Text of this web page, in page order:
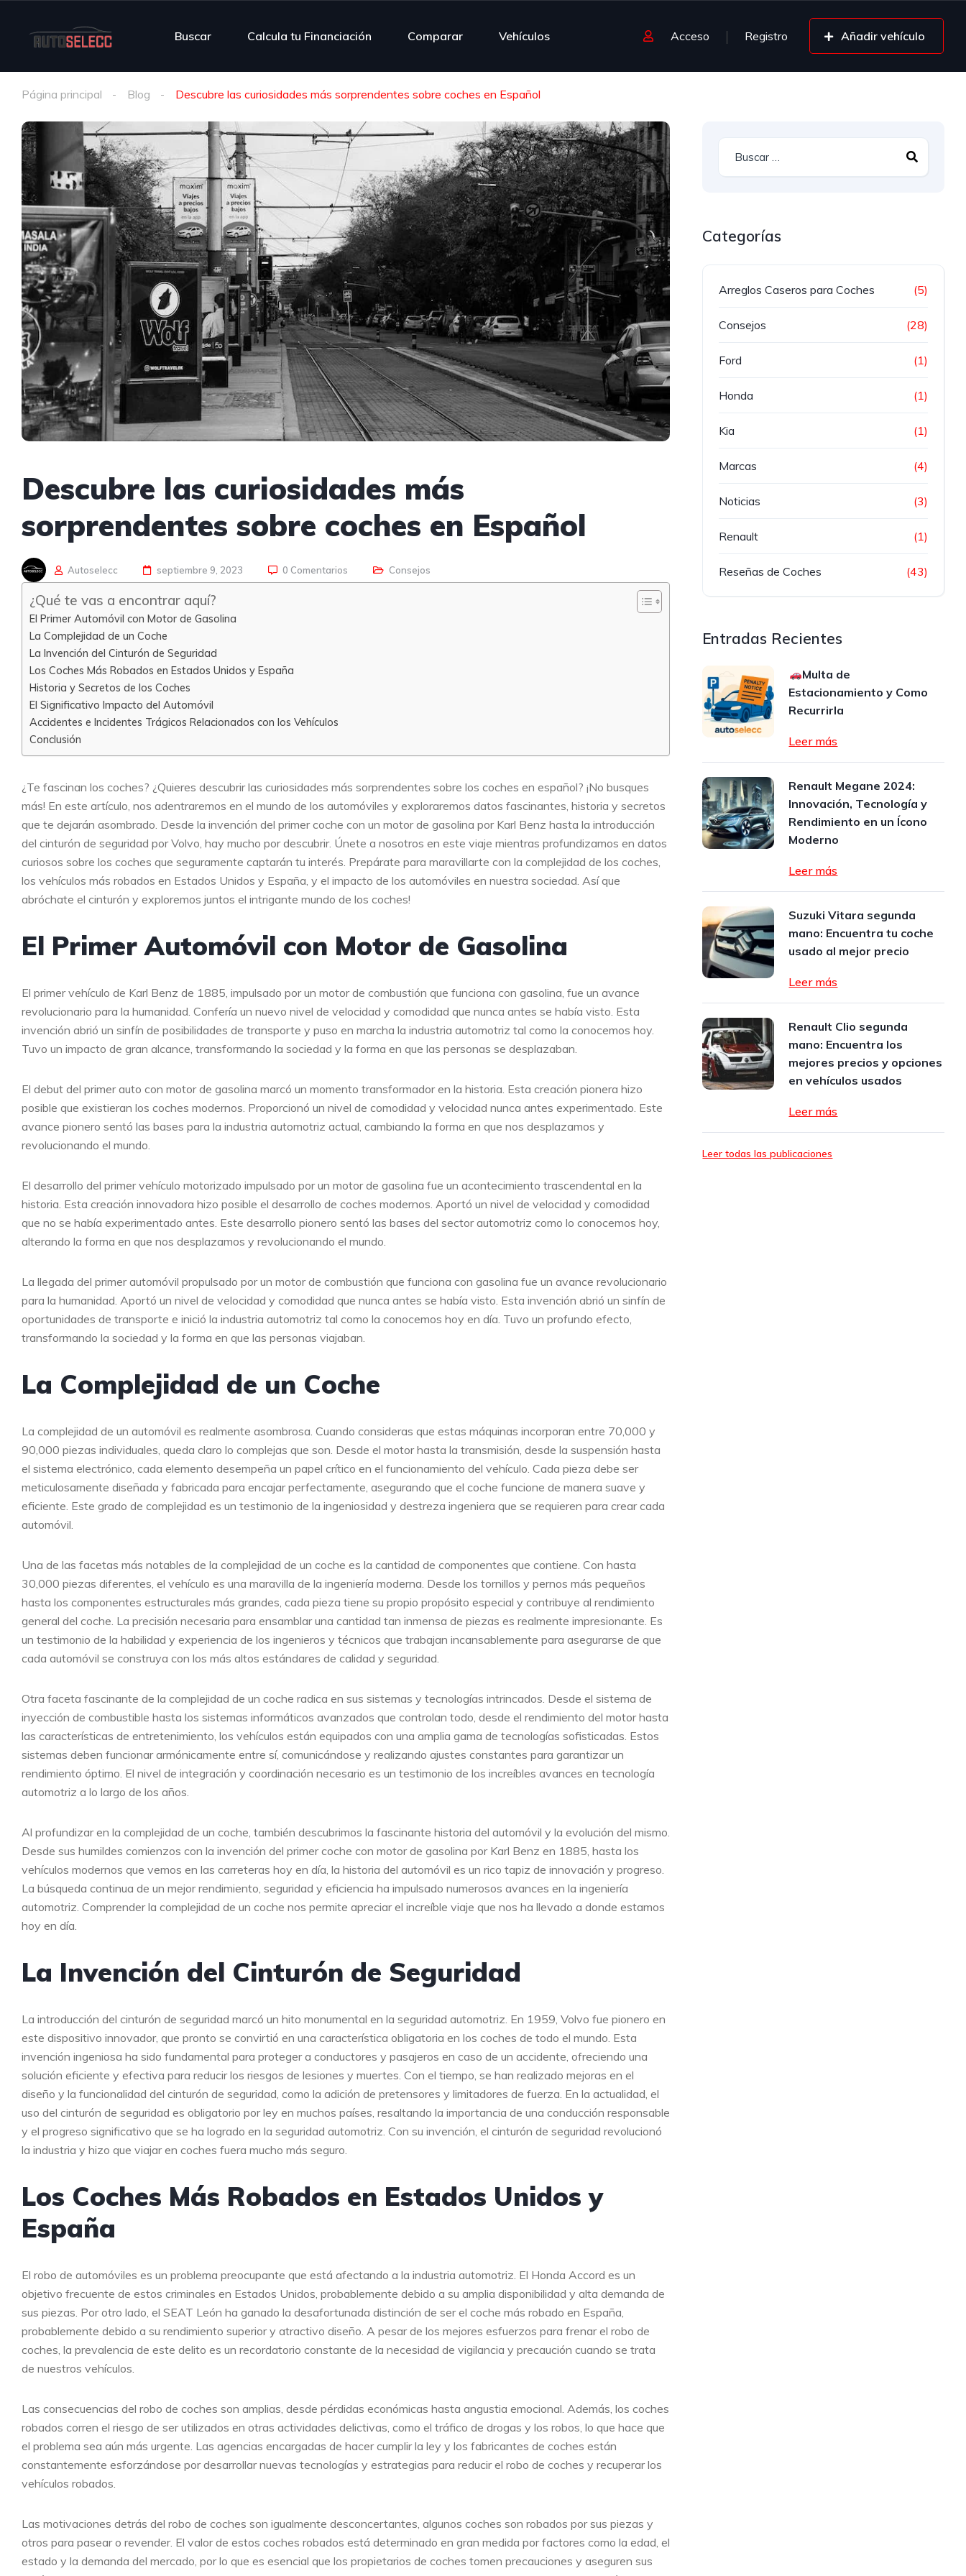
Buscar Calcula tu Financiación Comparar Vehículos Acceso Registro Añadir vehículo
Página principal Blog Descubre las curiosidades más sorprendentes sobre coches en Español
Descubre las curiosidades más
sorprendentes sobre coches en Español
Autoselecc septiembre 9, 2023 0 Comentarios Consejos
¿Qué te vas a encontrar aquí?
El Primer Automóvil con Motor de Gasolina
La Complejidad de un Coche
La Invención del Cinturón de Seguridad
Los Coches Más Robados en Estados Unidos y España
Historia y Secretos de los Coches
El Significativo Impacto del Automóvil
Accidentes e Incidentes Trágicos Relacionados con los Vehículos
Conclusión
¿Te fascinan los coches? ¿Quieres descubrir las curiosidades más sorprendentes sobre los coches en español? ¡No busques
más! En este artículo, nos adentraremos en el mundo de los automóviles y exploraremos datos fascinantes, historia y secretos
que te dejarán asombrado. Desde la invención del primer coche con un motor de gasolina por Karl Benz hasta la introducción
del cinturón de seguridad por Volvo, hay mucho por descubrir. Únete a nosotros en este viaje mientras profundizamos en datos
curiosos sobre los coches que seguramente captarán tu interés. Prepárate para maravillarte con la complejidad de los coches,
los vehículos más robados en Estados Unidos y España, y el impacto de los automóviles en nuestra sociedad. Así que
abróchate el cinturón y exploremos juntos el intrigante mundo de los coches!
El Primer Automóvil con Motor de Gasolina
El primer vehículo de Karl Benz de 1885, impulsado por un motor de combustión que funciona con gasolina, fue un avance
revolucionario para la humanidad. Confería un nuevo nivel de velocidad y comodidad que nunca antes se había visto. Esta
invención abrió un sinfín de posibilidades de transporte y puso en marcha la industria automotriz tal como la conocemos hoy.
Tuvo un impacto de gran alcance, transformando la sociedad y la forma en que las personas se desplazaban.
El debut del primer auto con motor de gasolina marcó un momento transformador en la historia. Esta creación pionera hizo
posible que existieran los coches modernos. Proporcionó un nivel de comodidad y velocidad nunca antes experimentado. Este
avance pionero sentó las bases para la industria automotriz actual, cambiando la forma en que nos desplazamos y
revolucionando el mundo.
El desarrollo del primer vehículo motorizado impulsado por un motor de gasolina fue un acontecimiento trascendental en la
historia. Esta creación innovadora hizo posible el desarrollo de coches modernos. Aportó un nivel de velocidad y comodidad
que no se había experimentado antes. Este desarrollo pionero sentó las bases del sector automotriz como lo conocemos hoy,
alterando la forma en que nos desplazamos y revolucionando el mundo.
La llegada del primer automóvil propulsado por un motor de combustión que funciona con gasolina fue un avance revolucionario
para la humanidad. Aportó un nivel de velocidad y comodidad que nunca antes se había visto. Esta invención abrió un sinfín de
oportunidades de transporte e inició la industria automotriz tal como la conocemos hoy en día. Tuvo un profundo efecto,
transformando la sociedad y la forma en que las personas viajaban.
La Complejidad de un Coche
La complejidad de un automóvil es realmente asombrosa. Cuando consideras que estas máquinas incorporan entre 70,000 y
90,000 piezas individuales, queda claro lo complejas que son. Desde el motor hasta la transmisión, desde la suspensión hasta
el sistema electrónico, cada elemento desempeña un papel crítico en el funcionamiento del vehículo. Cada pieza debe ser
meticulosamente diseñada y fabricada para encajar perfectamente, asegurando que el coche funcione de manera suave y
eficiente. Este grado de complejidad es un testimonio de la ingeniosidad y destreza ingeniera que se requieren para crear cada
automóvil.
Una de las facetas más notables de la complejidad de un coche es la cantidad de componentes que contiene. Con hasta
30,000 piezas diferentes, el vehículo es una maravilla de la ingeniería moderna. Desde los tornillos y pernos más pequeños
hasta los componentes estructurales más grandes, cada pieza tiene su propio propósito especial y contribuye al rendimiento
general del coche. La precisión necesaria para ensamblar una cantidad tan inmensa de piezas es realmente impresionante. Es
un testimonio de la habilidad y experiencia de los ingenieros y técnicos que trabajan incansablemente para asegurarse de que
cada automóvil se construya con los más altos estándares de calidad y seguridad.
Otra faceta fascinante de la complejidad de un coche radica en sus sistemas y tecnologías intrincados. Desde el sistema de
inyección de combustible hasta los sistemas informáticos avanzados que controlan todo, desde el rendimiento del motor hasta
las características de entretenimiento, los vehículos están equipados con una amplia gama de tecnologías sofisticadas. Estos
sistemas deben funcionar armónicamente entre sí, comunicándose y realizando ajustes constantes para garantizar un
rendimiento óptimo. El nivel de integración y coordinación necesario es un testimonio de los increíbles avances en tecnología
automotriz a lo largo de los años.
Al profundizar en la complejidad de un coche, también descubrimos la fascinante historia del automóvil y la evolución del mismo.
Desde sus humildes comienzos con la invención del primer coche con motor de gasolina por Karl Benz en 1885, hasta los
vehículos modernos que vemos en las carreteras hoy en día, la historia del automóvil es un rico tapiz de innovación y progreso.
La búsqueda continua de un mejor rendimiento, seguridad y eficiencia ha impulsado numerosos avances en la ingeniería
automotriz. Comprender la complejidad de un coche nos permite apreciar el increíble viaje que nos ha llevado a donde estamos
hoy en día.
La Invención del Cinturón de Seguridad
La introducción del cinturón de seguridad marcó un hito monumental en la seguridad automotriz. En 1959, Volvo fue pionero en
este dispositivo innovador, que pronto se convirtió en una característica obligatoria en los coches de todo el mundo. Esta
invención ingeniosa ha sido fundamental para proteger a conductores y pasajeros en caso de un accidente, ofreciendo una
solución eficiente y efectiva para reducir los riesgos de lesiones y muertes. Con el tiempo, se han realizado mejoras en el
diseño y la funcionalidad del cinturón de seguridad, como la adición de pretensores y limitadores de fuerza. En la actualidad, el
uso del cinturón de seguridad es obligatorio por ley en muchos países, resaltando la importancia de una conducción responsable
y el progreso significativo que se ha logrado en la seguridad automotriz. Con su invención, el cinturón de seguridad revolucionó
la industria y hizo que viajar en coches fuera mucho más seguro.
Los Coches Más Robados en Estados Unidos y
España
El robo de automóviles es un problema preocupante que está afectando a la industria automotriz. El Honda Accord es un
objetivo frecuente de estos criminales en Estados Unidos, probablemente debido a su amplia disponibilidad y alta demanda de
sus piezas. Por otro lado, el SEAT León ha ganado la desafortunada distinción de ser el coche más robado en España,
probablemente debido a su rendimiento superior y atractivo diseño. A pesar de los mejores esfuerzos para frenar el robo de
coches, la prevalencia de este delito es un recordatorio constante de la necesidad de vigilancia y precaución cuando se trata
de nuestros vehículos.
Las consecuencias del robo de coches son amplias, desde pérdidas económicas hasta angustia emocional. Además, los coches
robados corren el riesgo de ser utilizados en otras actividades delictivas, como el tráfico de drogas y los robos, lo que hace que
el problema sea aún más urgente. Las agencias encargadas de hacer cumplir la ley y los fabricantes de coches están
constantemente esforzándose por desarrollar nuevas tecnologías y estrategias para reducir el robo de coches y recuperar los
vehículos robados.
Las motivaciones detrás del robo de coches son igualmente desconcertantes, algunos coches son robados por sus piezas y
otros para pasear o revender. El valor de estos coches robados está determinado en gran medida por factores como la edad, el
estado y la demanda del mercado, por lo que es esencial que los propietarios de coches tomen precauciones y aseguren sus
Categorías
Arreglos Caseros para Coches (5)
Consejos (28)
Ford (1)
Honda (1)
Kia (1)
Marcas (4)
Noticias (3)
Renault (1)
Reseñas de Coches (43)
Entradas Recientes
Multa de
Estacionamiento y Como
Recurrirla
Leer más
Renault Megane 2024:
Innovación, Tecnología y
Rendimiento en un Ícono
Moderno
Leer más
Suzuki Vitara segunda
mano: Encuentra tu coche
usado al mejor precio
Leer más
Renault Clio segunda
mano: Encuentra los
mejores precios y opciones
en vehículos usados
Leer más
Leer todas las publicaciones